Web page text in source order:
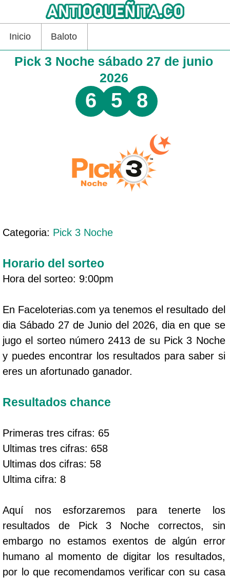
Inicio Baloto
Pick 3 Noche sábado 27 de junio
2026
6 5 8
Categoria: Pick 3 Noche
Horario del sorteo
Hora del sorteo: 9:00pm
En Faceloterias.com ya tenemos el resultado del
dia Sábado 27 de Junio del 2026, dia en que se
jugo el sorteo número 2413 de su Pick 3 Noche
y puedes encontrar los resultados para saber si
eres un afortunado ganador.
Resultados chance
Primeras tres cifras: 65
Ultimas tres cifras: 658
Ultimas dos cifras: 58
Ultima cifra: 8
Aquí nos esforzaremos para tenerte los
resultados de Pick 3 Noche correctos, sin
embargo no estamos exentos de algún error
humano al momento de digitar los resultados,
por lo que recomendamos verificar con su casa